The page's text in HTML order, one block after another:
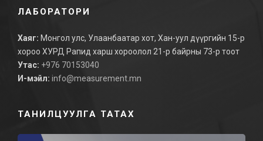
ЛАБОРАТОРИ
Хаяг: Монгол улс, Улаанбаатар хот, Хан-уул дүүргийн 15-р
хороо ХУРД Рапид харш хороолол 21-р байрны 73-р тоот
Утас: +976 70153040
И-мэйл: info@measurement.mn
ТАНИЛЦУУЛГА ТАТАХ